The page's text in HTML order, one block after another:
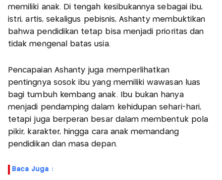
memiliki anak. Di tengah kesibukannya sebagai ibu,
istri, artis, sekaligus pebisnis, Ashanty membuktikan
bahwa pendidikan tetap bisa menjadi prioritas dan
tidak mengenal batas usia.
Pencapaian Ashanty juga memperlihatkan
pentingnya sosok ibu yang memiliki wawasan luas
bagi tumbuh kembang anak. Ibu bukan hanya
menjadi pendamping dalam kehidupan sehari-hari,
tetapi juga berperan besar dalam membentuk pola
pikir, karakter, hingga cara anak memandang
pendidikan dan masa depan.
Baca Juga :